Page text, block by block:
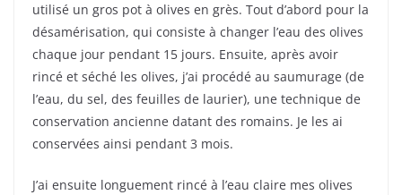
utilisé un gros pot à olives en grès. Tout d’abord pour la
désamérisation, qui consiste à changer l’eau des olives
chaque jour pendant 15 jours. Ensuite, après avoir
rincé et séché les olives, j’ai procédé au saumurage (de
l’eau, du sel, des feuilles de laurier), une technique de
conservation ancienne datant des romains. Je les ai
conservées ainsi pendant 3 mois.
J’ai ensuite longuement rincé à l’eau claire mes olives